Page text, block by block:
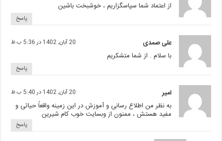
از اعتماد شما سپاسگزاریم ، خوشبخت باشین
پاسخ
علی صمدی 20 آبان, 1402 در 5:36 ب.ظ
با سلام . از شما متشکریم
پاسخ
امیر 20 آبان, 1402 در 5:40 ب.ظ
به نظر من اطلاع رسانی و آموزش در این زمینه واقعاً حیاتی و
مفید هستش ، ممنون از وبسایت خوب کام شیرین
پاسخ